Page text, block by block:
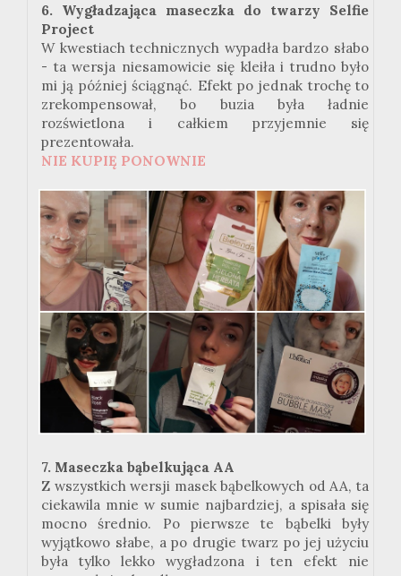
6. Wygładzająca maseczka do twarzy Selfie
Project
W kwestiach technicznych wypadła bardzo słabo
- ta wersja niesamowicie się kleiła i trudno było
mi ją później ściągnąć. Efekt po jednak trochę to
zrekompensował, bo buzia była ładnie
rozświetlona i całkiem przyjemnie się
prezentowała.
NIE KUPIĘ PONOWNIE
7. Maseczka bąbelkująca AA
Z wszystkich wersji masek bąbelkowych od AA, ta
ciekawila mnie w sumie najbardziej, a spisała się
mocno średnio. Po pierwsze te bąbelki były
wyjątkowo słabe, a po drugie twarz po jej użyciu
była tylko lekko wygładzona i ten efekt nie